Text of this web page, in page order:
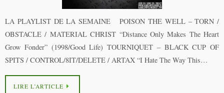
LA PLAYLIST DE LA SEMAINE POISON THE WELL – TORN /
OBSTACLE / MATERIAL CHRIST “Distance Only Makes The Heart
Grow Fonder” (1998/Good Life) TOURNIQUET – BLACK CUP OF
SPITS / CONTROL/8IT/DELETE / ARTAX “I Hate The Way This…
LIRE L’ARTICLE